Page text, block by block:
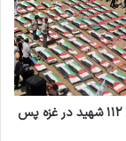
تشییع و دفن ۱۱۲ شهید در غزه پس